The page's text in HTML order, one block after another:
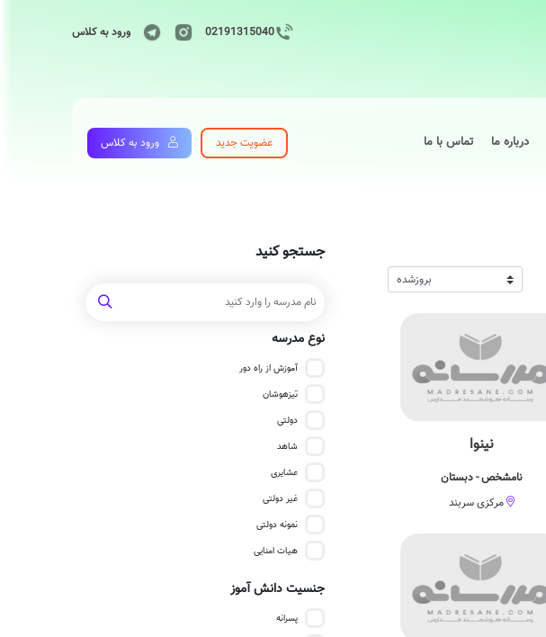
02191315040 ورود به کلاس
درباره ما تماس با ما عضویت جدید ورود به کلاس
جستجو کنید
نوع مدرسه
آموزش از راه دور
تیزهوشان
دولتی
شاهد
عشایری
غیر دولتی
نمونه دولتی
هیات امنایی
جنسیت دانش آموز
پسرانه
نینوا
نامشخص - دبستان
مرکزی سربند